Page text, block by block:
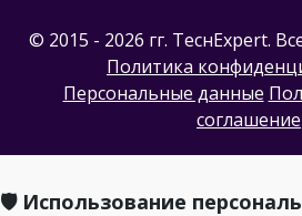
© 2015 - 2026 гг. ТеcнExpert.
Политика
Персональные данные
соглашение
🛡️ Использование